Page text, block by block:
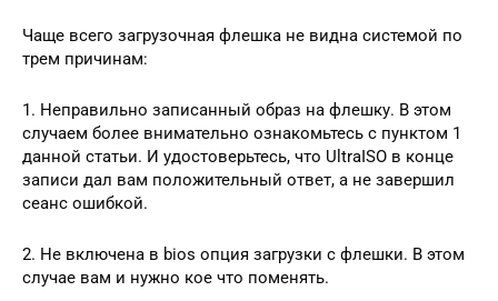
Чаще всего загрузочная флешка не видна системой по
трем причинам:
1. Неправильно записанный образ на флешку. В этом
случаем более внимательно ознакомьтесь с пунктом 1
данной статьи. И удостоверьтесь, что UltraISO в конце
записи дал вам положительный ответ, а не завершил
сеанс ошибкой.
2. Не включена в bios опция загрузки с флешки. В этом
случае вам и нужно кое что поменять.